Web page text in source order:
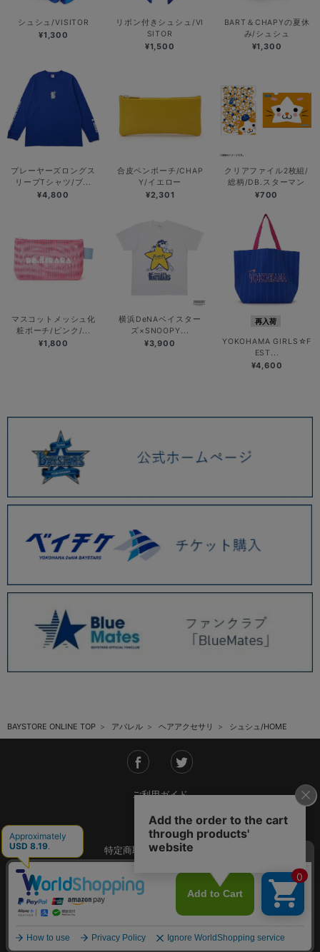
シュシュ/VISITOR
¥1,300
リボン付きシュシュ/VI
SITOR
¥1,500
BART＆CHAPYの夏休
み/シュシュ
¥1,300
プレーヤーズロングス
リーブTシャツ/ブ...
¥4,800
合皮ペンポーチ/CHAP
Y/イエロー
¥2,301
クリアファイル2枚組/
総柄/DB.スターマン
¥700
マスコットメッシュ化
粧ポーチ/ピンク/...
¥1,800
横浜DeNAベイスター
ズ×SNOOPY...
¥3,900
再入荷
YOKOHAMA GIRLS☆F
EST...
¥4,600
BAYSTORE ONLINE TOP アパレル ヘアアクセサリ シュシュ/HOME
ご利用ガイド
会社概要
特定商取引法に基づく表記
ご利用規約
Copyright © YOKOHAMA DeNA BAYSTARS All Rights Reserved.